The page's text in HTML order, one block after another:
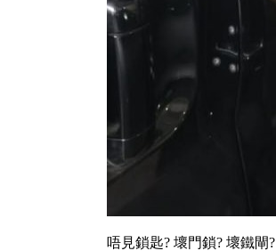
唔見鎖匙? 壞門鎖? 壞鐵閘?